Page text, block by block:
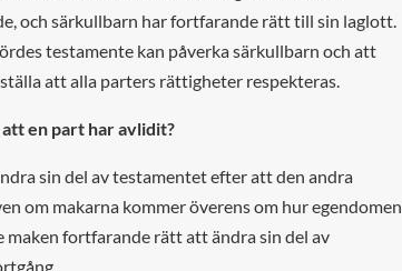
och särkullbarn har fortfarande rätt till sin laglott.
testamente kan påverka särkullbarn och att
att alla parters rättigheter respekteras.
en part har avlidit?
sin del av testamentet efter att den andra
om makarna kommer överens om hur egendomen
fortfarande rätt att ändra sin del av